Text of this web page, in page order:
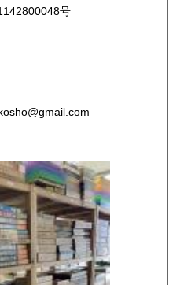
島根県
愛媛県
長崎県
大分県
鹿児島県
号